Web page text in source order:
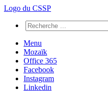
Logo du CSSP
Menu
Mozaïk
Office 365
Facebook
Instagram
Linkedin